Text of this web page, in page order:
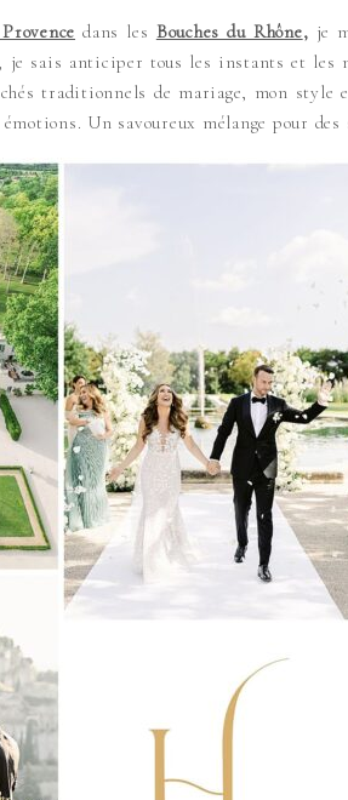
dans les Bouches du Rhône, je
je sais anticiper tous les instants et
traditionnels de mariage, mon style
Un savoureux mélange pour